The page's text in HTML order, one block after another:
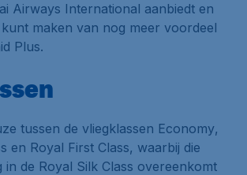
Airways International aanbiedt en
maken van nog meer voordeel
Plus.
tussen de vliegklassen Economy,
en Royal First Class, waarbij die
in de Royal Silk Class overeenkomt